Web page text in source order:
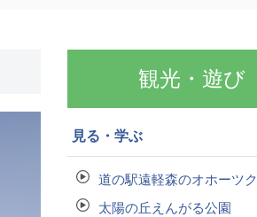
観光・遊び
見る・学ぶ
道の駅遠軽森のオホーツク
太陽の丘えんがる公園